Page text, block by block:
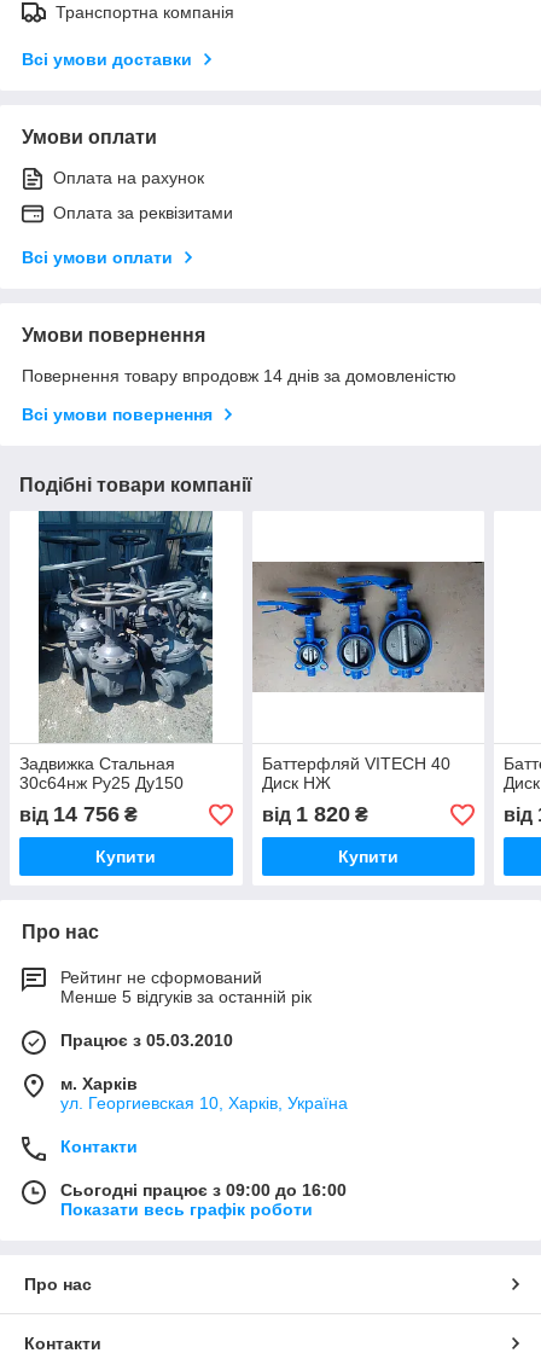
Транспортна компанія
Всі умови доставки
Умови оплати
Оплата на рахунок
Оплата за реквізитами
Всі умови оплати
Умови повернення
Повернення товару впродовж 14 днів за домовленістю
Всі умови повернення
Подібні товари компанії
Задвижка Стальная
30с64нж Ру25 Ду150
від 14 756 ₴
Купити
Баттерфляй VITECH 40
Диск НЖ
від 1 820₴
Купити
від
Про нас
Рейтинг не сформований
Менше 5 відгуків за останній рік
Працює з 05.03.2010
м. Харків
ул. Георгиевская 10, Харків, Україна
Контакти
Сьогодні працює з 09:00 до 16:00
Показати весь графік роботи
Про нас
Контакти